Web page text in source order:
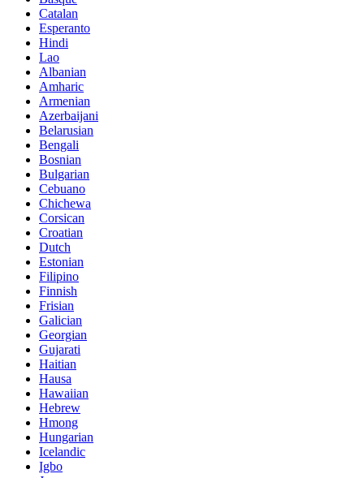
Catalan
Esperanto
Hindi
Lao
Albanian
Amharic
Armenian
Azerbaijani
Belarusian
Bengali
Bosnian
Bulgarian
Cebuano
Chichewa
Corsican
Croatian
Dutch
Estonian
Filipino
Finnish
Frisian
Galician
Georgian
Gujarati
Haitian
Hausa
Hawaiian
Hebrew
Hmong
Hungarian
Icelandic
Igbo